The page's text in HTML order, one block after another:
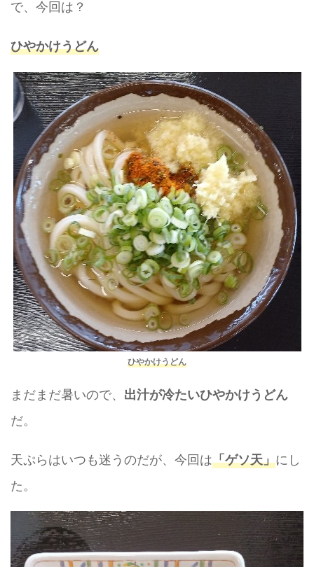
で、今回は？
ひやかけうどん
ひやかけうどん
まだまだ暑いので、 出汁が冷たいひやかけうどん
だ。
天ぷらはいつも迷うのだが、今回は「ゲソ天」にし
た。